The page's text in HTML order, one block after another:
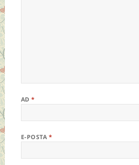
AD*
E-POSTA *